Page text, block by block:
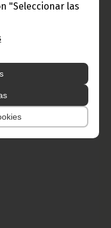
"Seleccionar las
Sr. D. Pastor Micha